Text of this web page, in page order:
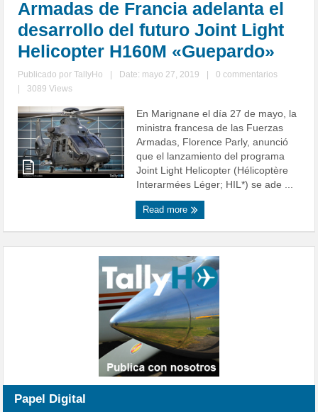
Armadas de Francia adelanta el
desarrollo del futuro Joint Light
Helicopter H160M «Guepardo»
Publicado porTallyHo Date: mayo 27, 2019
0 commentarios
3089 Views
En Marignane el día 27 de mayo, la
ministra francesa de las Fuerzas
Armadas, Florence Parly, anunció
que el lanzamiento del programa
Joint Light Helicopter (Hélicoptère
Interarmées Léger; HIL*) se ade ...
Read more
Papel Digital